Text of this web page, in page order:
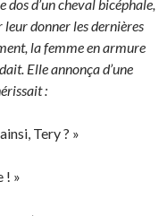
d’un cheval bicéphale,
donner les dernières
la femme en armure
Elle annonça d’une
:
Tery ? »
! »